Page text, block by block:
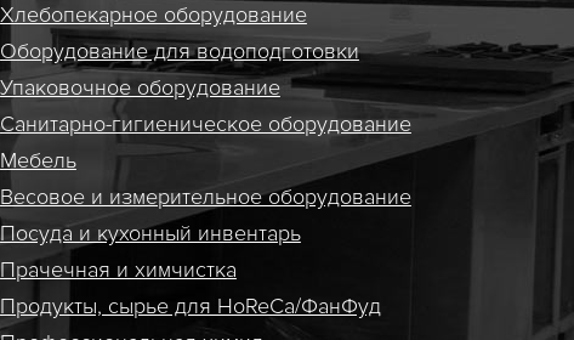
Хлебопекарное оборудование
Оборудование для водоподготовки
Упаковочное оборудование
Санитарно-гигиеническое оборудование
Мебель
Весовое и измерительное оборудование
Посуда и кухонный инвентарь
Прачечная и химчистка
Продукты, сырье для HoReCa/ФанФуд